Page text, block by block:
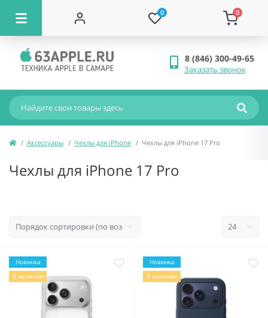
0 0
8 (846) 300-49-65
Заказать звонок
Аксессуары Чехлы для iPhone Чехлы для iPhone 17 Pro
Чехлы для iPhone 17 Pro
Новинка
В наличии
Новинка
В наличии